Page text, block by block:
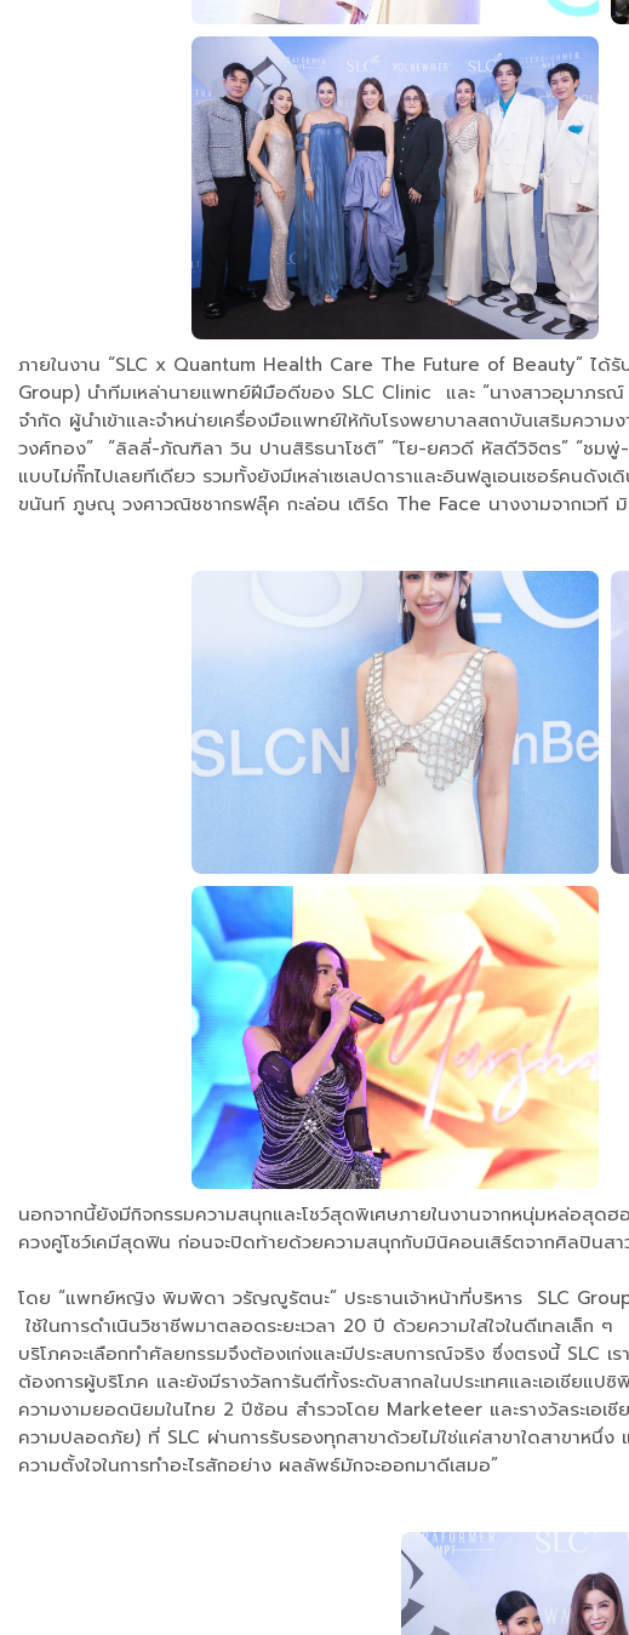
ภายในงาน “SLC x Quantum Health Care The Future of Beauty” ไ
Group) นำทีมเหล่านายแพทย์ฝีมือดีของ SLC Clinic และ “นางสาวอุมาภร
จำกัด ผู้นำเข้าและจำหน่ายเครื่องมือแพทย์ให้กับโรงพยาบาลสถาบันเสริมคว
วงศ์ทอง” “ลิลลี่-ภัณฑิลา วิน ปานสิริธนาโชติ” “โย-ยศวดี หัสดีวิจิตร” “ชม
แบบไม่กั๊กไปเลยทีเดียว รวมทั้งยังมีเหล่าเซเลปดาราและอินฟลูเอนเซอร์ค
ขนันท์ ภูษณุ วงศาวณิชชากรฟลุ๊ค กะล่อน เติร์ด The Face นางงามจากเวที
นอกจากนี้ยังมีกิจกรรมความสนุกและโชว์สุดพิเศษภายในงานจากหนุ่มหล่อ
ควงคู่โชว์เคมีสุดฟิน ก่อนจะปิดท้ายด้วยความสนุกกับมินิคอนเสิร์ตจากศิลปิน
โดย “แพทย์หญิง พิมพิดา วรัญญูรัตนะ” ประธานเจ้าหน้าที่บริหาร SLC
ใช้ในการดำเนินวิชาชีพมาตลอดระยะเวลา 20 ปี ด้วยความใส่ใจในดีเทลเ
บริโภคจะเลือกทำศัลยกรรมจึงต้องเก่งและมีประสบการณ์จริง ซึ่งตรงนี้ SLC
ต้องการผู้บริโภค และยังมีรางวัลการันตีทั้งระดับสากลในประเทศและเอเชียแป
ความงามยอดนิยมในไทย 2 ปีซ้อน สำรวจโดย Marketeer และรางวัลระเอ
ความปลอดภัย) ที่ SLC ผ่านการรับรองทุกสาขาด้วยไม่ใช่แค่สาขาใดสาขาหนึ่ง
ความตั้งใจในการทำอะไรสักอย่าง ผลลัพธ์มักจะออกมาดีเสมอ”